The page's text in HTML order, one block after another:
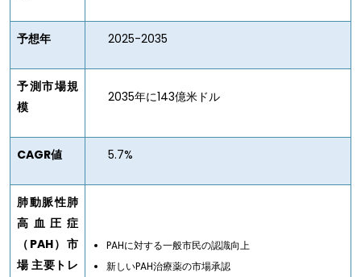
予想年 2025-2035
予測市場規
模
2035年に143億米ドル
CAGR値 5.7%
肺動脈性肺
高血圧症
（ PAH）市
場主要トレ
PAHに対する一般市民の認識向上
新しいPAH治療薬の市場承認